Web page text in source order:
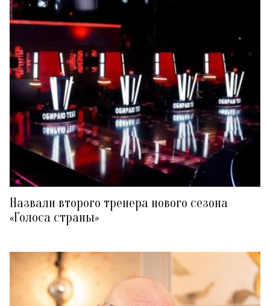
Назвали второго тренера нового сезона
«Голоса страны»